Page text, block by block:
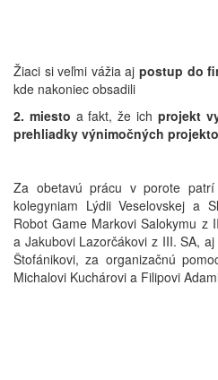
Žiaci si veľmi vážia aj postup do
kde nakoniec obsadili
2. miesto a fakt, že ich projekt
prehliadky výnimočných
Za obetavú prácu v porote patrí
kolegyniam Lýdii Veselovskej a
Robot Game Markovi Salokymu z
a Jakubovi Lazorčákovi z III. SA,
Štofánikovi, za organizačnú
Michalovi Kuchárovi a Filipovi